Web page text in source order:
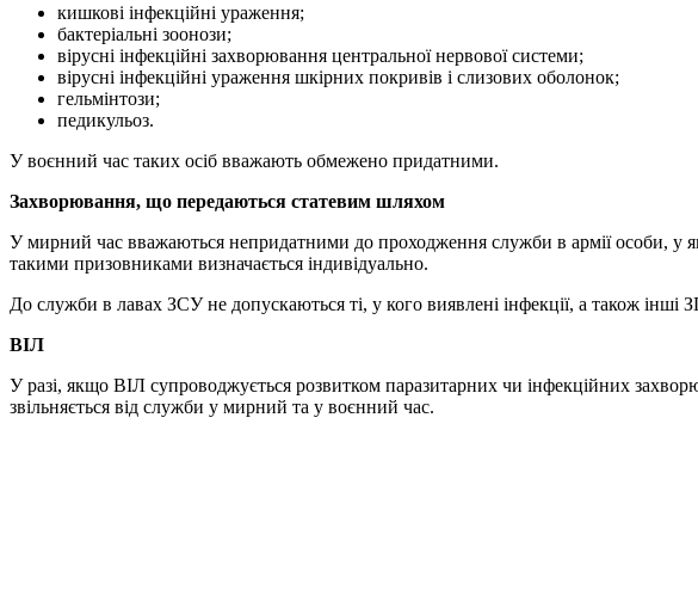
кишкові інфекційні ураження;
бактеріальні зоонози;
вірусні інфекційні захворювання центральної нервової системи;
вірусні інфекційні ураження шкірних покривів і слизових оболонок;
гельмінтози;
педикульоз.
У воєнний час таких осіб вважають обмежено придатними.
Захворювання, що передаються статевим шляхом
У мирний час вважаються непридатними до проходження служби в армії особи, у
такими призовниками визначається індивідуально.
До служби в лавах ЗСУ не допускаються ті, у кого виявлені інфекції, а також
ВІЛ
У разі, якщо ВІЛ супроводжується розвитком паразитарних чи інфекційних
звільняється від служби у мирний та у воєнний час.